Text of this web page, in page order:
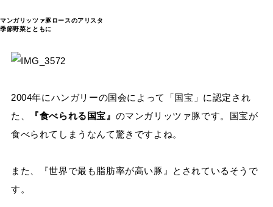
マンガリッツァ豚ロースのアリスタ
季節野菜とともに
2004年にハンガリーの国会によって「国宝」に認定され
た、
『食べられる国宝』 のマンガリッツァ豚です。国宝が
食べられてしまうなんて驚きですよね。
また、『世界で最も脂肪率が高い豚』とされているそうで
す。